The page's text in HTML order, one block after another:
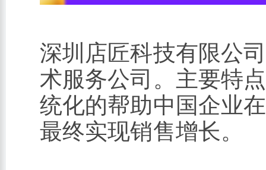
深圳店匠科技有限公
术服务公司。主要特
统化的帮助中国企业
最终实现销售增长。